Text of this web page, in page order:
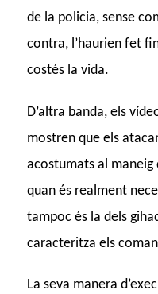
de la policia, sense
contra, l’haurien fet
costés la vida.
D’altra banda, els
mostren que els
acostumats al maneig
quan és realment
tampoc és la dels
caracteritza els
La seva manera